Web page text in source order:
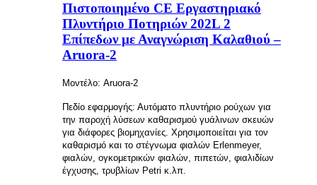
Πιστοποιημένο CE Εργαστηριακό
Πλυντήριο Ποτηριών 202L 2
Επίπεδων με Αναγνώριση Καλαθιού –
Aruora-2
Μοντέλο: Aruora-2
Πεδίο εφαρμογής: Αυτόματο πλυντήριο ρούχων για
την παροχή λύσεων καθαρισμού γυάλινων σκευών
για διάφορες βιομηχανίες. Χρησιμοποιείται για τον
καθαρισμό και το στέγνωμα φιαλών Erlenmeyer,
φιαλών, ογκομετρικών φιαλών, πιπετών, φιαλιδίων
έγχυσης, τρυβλίων Petri κ.λπ.